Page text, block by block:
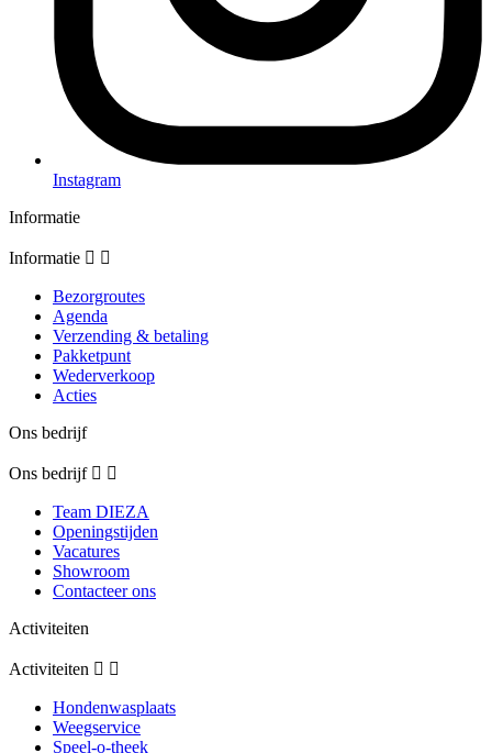
Instagram
Informatie
Informatie  
Bezorgroutes
Agenda
Verzending & betaling
Pakketpunt
Wederverkoop
Acties
Ons bedrijf
Ons bedrijf  
Team DIEZA
Openingstijden
Vacatures
Showroom
Contacteer ons
Activiteiten
Activiteiten  
Hondenwasplaats
Weegservice
Speel-o-theek